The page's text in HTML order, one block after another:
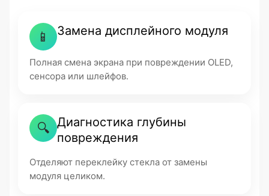
📱 Замена дисплейного модуля
Полная смена экрана при повреждении OLED,
сенсора или шлейфов.
🔍 Диагностика глубины
повреждения
Отделяют переклейку стекла от замены
модуля целиком.